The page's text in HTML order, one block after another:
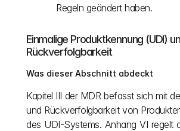
Regeln geändert haben.
Einmalige Produktkennung (UDI)
Rückverfolgbarkeit
Was dieser Abschnitt abdeckt
Kapitel III der MDR befasst sich mit
und Rückverfolgbarkeit von
des UDI-Systems. Anhang VI regelt